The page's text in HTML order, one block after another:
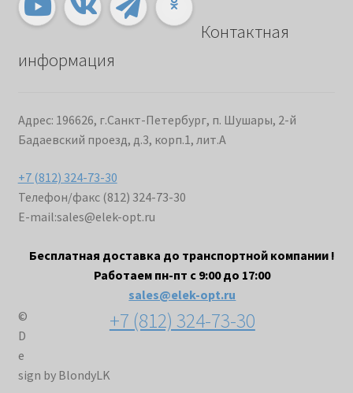
Контактная
информация
Адрес: 196626, г.Санкт-Петербург, п. Шушары, 2-й
Бадаевский проезд, д.3, корп.1, лит.А
+7 (812) 324-73-30
Телефон/факс (812) 324-73-30
E-mail:sales@elek-opt.ru
Бесплатная доставка до транспортной компании !
Работаем пн-пт с 9:00 до 17:00
sales@elek-opt.ru
+7 (812) 324-73-30
©
D
e
sign by BlondyLK